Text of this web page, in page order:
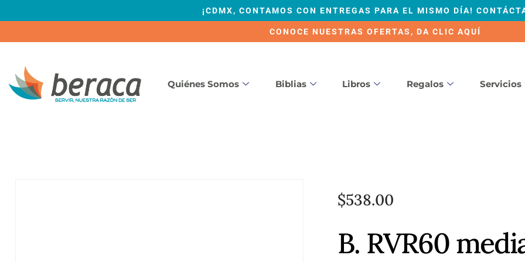
¡CDMX, CONTAMOS CON ENTREGAS PARA EL MISMO DÍA!
CONOCE NUESTRAS OFERTAS, DA CLIC AQUÍ
Quiénes Somos Biblias Libros Regalos Servicios
$538.00
B. RVR60